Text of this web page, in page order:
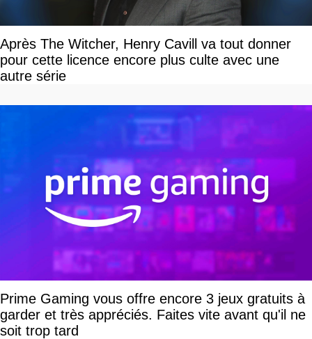
Après The Witcher, Henry Cavill va tout donner
pour cette licence encore plus culte avec une
autre série
Prime Gaming vous offre encore 3 jeux gratuits à
garder et très appréciés. Faites vite avant qu'il ne
soit trop tard